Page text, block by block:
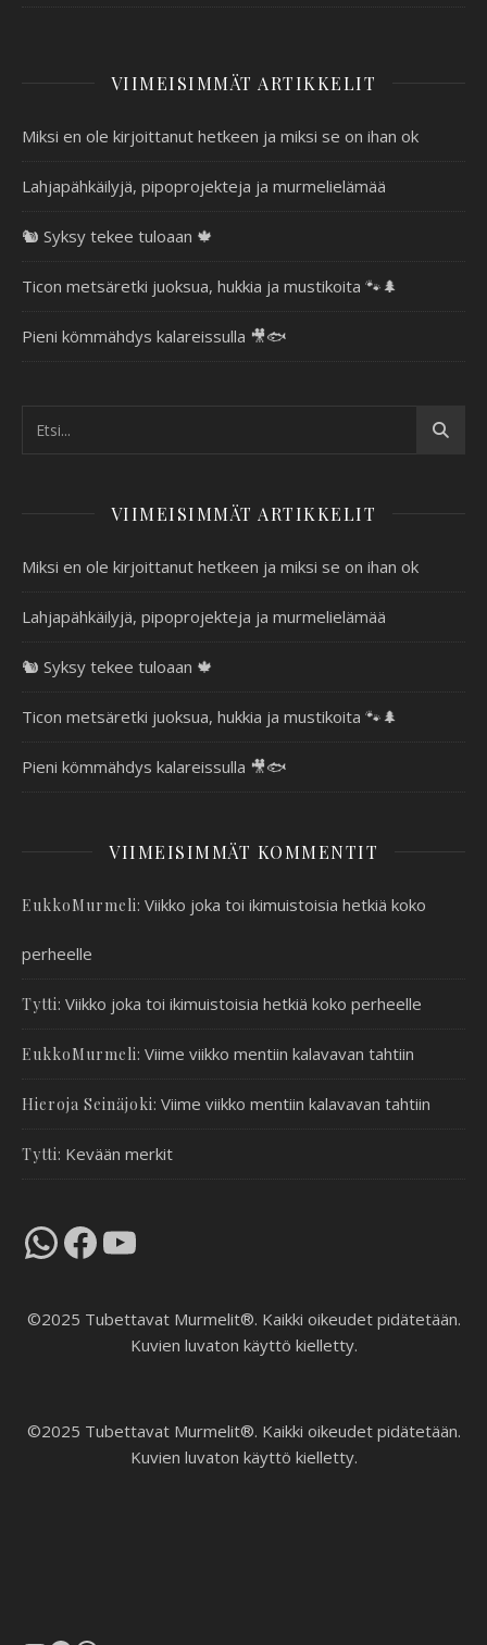
VIIMEISIMMÄT ARTIKKELIT
Miksi en ole kirjoittanut hetkeen ja miksi se on ihan ok
Lahjapähkäilyjä, pipoprojekteja ja murmelielämää
🐿️ Syksy tekee tuloaan 🍁
Ticon metsäretki juoksua, hukkia ja mustikoita 🐾🌲
Pieni kömmähdys kalareissulla 🎥🐟
VIIMEISIMMÄT ARTIKKELIT
Miksi en ole kirjoittanut hetkeen ja miksi se on ihan ok
Lahjapähkäilyjä, pipoprojekteja ja murmelielämää
🐿️ Syksy tekee tuloaan 🍁
Ticon metsäretki juoksua, hukkia ja mustikoita 🐾🌲
Pieni kömmähdys kalareissulla 🎥🐟
VIIMEISIMMÄT KOMMENTIT
EukkoMurmeli: Viikko joka toi ikimuistoisia hetkiä koko
perheelle
Tytti: Viikko joka toi ikimuistoisia hetkiä koko perheelle
EukkoMurmeli: Viime viikko mentiin kalavavan tahtiin
Hieroja Seinäjoki: Viime viikko mentiin kalavavan tahtiin
Tytti: Kevään merkit
WhatsAppFacebook
YouTube
©2025 Tubettavat Murmelit®. Kaikki oikeudet pidätetään.
Kuvien luvaton käyttö kielletty.
©2025 Tubettavat Murmelit®. Kaikki oikeudet pidätetään.
Kuvien luvaton käyttö kielletty.